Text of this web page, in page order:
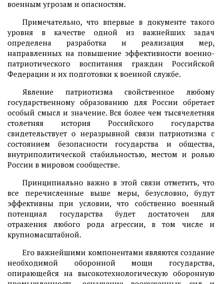
военным угрозам и опасностям.
Примечательно, что впервые в документе такого
уровня в качестве одной из важнейших задач
определена разработка и реализация мер,
направленных на повышение эффективности военно-
патриотического воспитания граждан Российской
Федерации и их подготовки к военной службе.
Явление патриотизма свойственное любому
государственному образованию для России обретает
особый смысл и значение. Вся более чем тысячелетняя
столетняя история Российского государства
свидетельствует о неразрывной связи патриотизма с
состоянием безопасности государства и общества,
внутриполитической стабильностью, местом и ролью
России в мировом сообществе.
Принципиально важно в этой связи отметить, что
все перечисленные выше меры, безусловно, будут
эффективны при условии, что собственно военный
потенциал государства будет достаточен для
отражения любого рода агрессии, в том числе и
крупномасштабной.
Его важнейшими компонентами являются создание
необходимой оборонной мощи государства,
опирающейся на высокотехнологическую оборонную